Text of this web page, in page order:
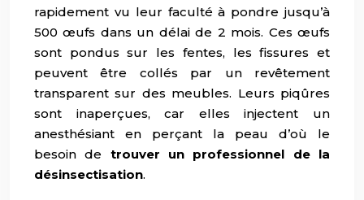
rapidement vu leur faculté à pondre jusqu’à
500 œufs dans un délai de 2 mois. Ces œufs
sont pondus sur les fentes, les fissures et
peuvent être collés par un revêtement
transparent sur des meubles. Leurs piqûres
sont inaperçues, car elles injectent un
anesthésiant en perçant la peau d’où le
besoin de trouver un professionnel de la
désinsectisation.